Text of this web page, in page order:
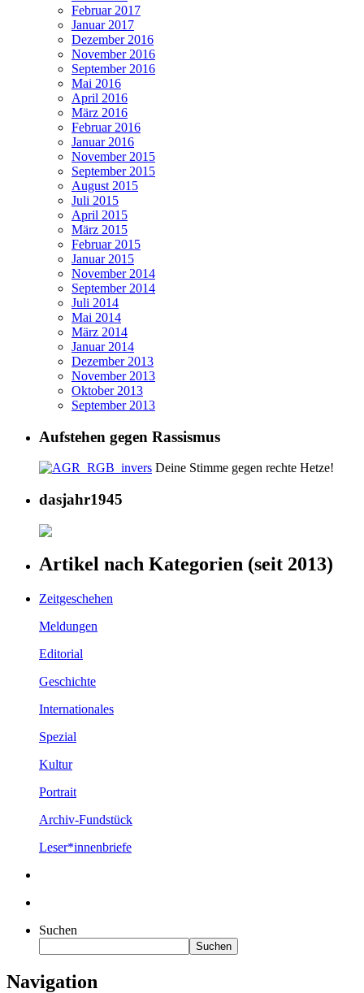
Februar 2017
Januar 2017
Dezember 2016
November 2016
September 2016
Mai 2016
April 2016
März 2016
Februar 2016
Januar 2016
November 2015
September 2015
August 2015
Juli 2015
April 2015
März 2015
Februar 2015
Januar 2015
November 2014
September 2014
Juli 2014
Mai 2014
März 2014
Januar 2014
Dezember 2013
November 2013
Oktober 2013
September 2013
Aufstehen gegen Rassismus
Deine Stimme gegen rechte Hetze!
dasjahr1945
Artikel nach Kategorien (seit 2013)
Zeitgeschehen
Meldungen
Editorial
Geschichte
Internationales
Spezial
Kultur
Portrait
Archiv-Fundstück
Leser*innenbriefe
Suchen
Suchen
Navigation